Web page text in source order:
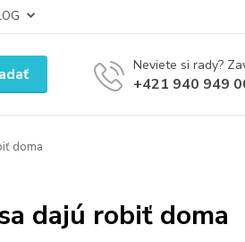
Neviete si rady?
+421 940 949
doma
dajú robiť doma